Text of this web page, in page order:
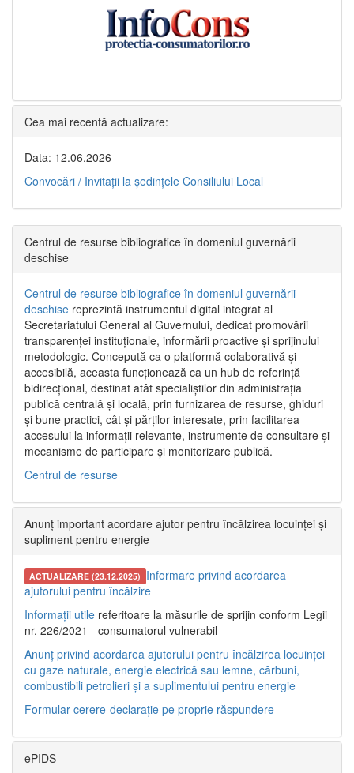
Cea mai recentă actualizare:
Data: 12.06.2026
Convocări / Invitaţii la şedinţele Consiliului Local
Centrul de resurse bibliografice în domeniul guvernării
deschise
Centrul de resurse bibliografice în domeniul guvernării
deschise reprezintă instrumentul digital integrat al
Secretariatului General al Guvernului, dedicat promovării
transparenței instituționale, informării proactive și sprijinului
metodologic. Concepută ca o platformă colaborativă și
accesibilă, aceasta funcționează ca un hub de referință
bidirecțional, destinat atât specialiștilor din administrația
publică centrală și locală, prin furnizarea de resurse, ghiduri
și bune practici, cât și părților interesate, prin facilitarea
accesului la informații relevante, instrumente de consultare și
mecanisme de participare și monitorizare publică.
Centrul de resurse
Anunț important acordare ajutor pentru încălzirea locuinței și
supliment pentru energie
ACTUALIZARE (23.12.2025) Informare privind acordarea
ajutorului pentru încălzire
Informații utile referitoare la măsurile de sprijin conform Legii
nr. 226/2021 - consumatorul vulnerabil
Anunț privind acordarea ajutorului pentru încălzirea locuinței
cu gaze naturale, energie electrică sau lemne, cărbuni,
combustibili petrolieri și a suplimentului pentru energie
Formular cerere-declarație pe proprie răspundere
ePIDS